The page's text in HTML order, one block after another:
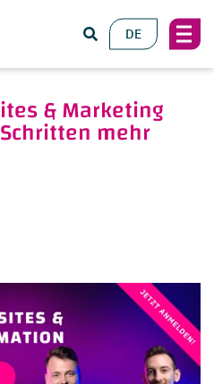
DE
& Marketing
mehr